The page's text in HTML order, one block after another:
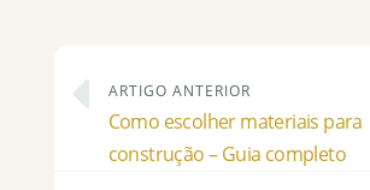
ARTIGO ANTERIOR
Como escolher materiais para
construção – Guia completo